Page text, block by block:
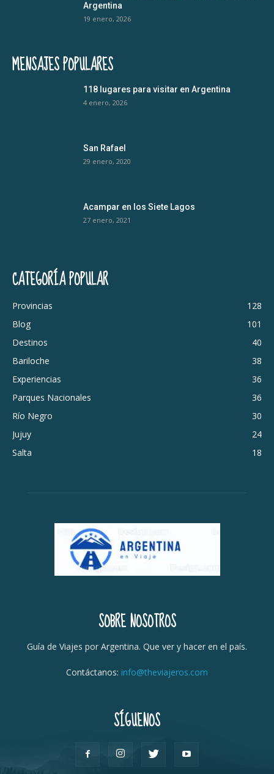
Argentina
19 enero, 2026
MENSAJES POPULARES
118 lugares para visitar en Argentina
4 enero, 2026
San Rafael
29 enero, 2020
Acampar en los Siete Lagos
27 enero, 2021
CATEGORÍA POPULAR
Provincias
128
Blog
101
Destinos
40
Bariloche
38
Experiencias
36
Parques Nacionales
36
Río Negro
30
Jujuy
24
Salta
18
SOBRE NOSOTROS
Guía de Viajes por Argentina. Que ver y hacer en el país.
Contáctanos: info@theviajeros.com
SÍGUENOS